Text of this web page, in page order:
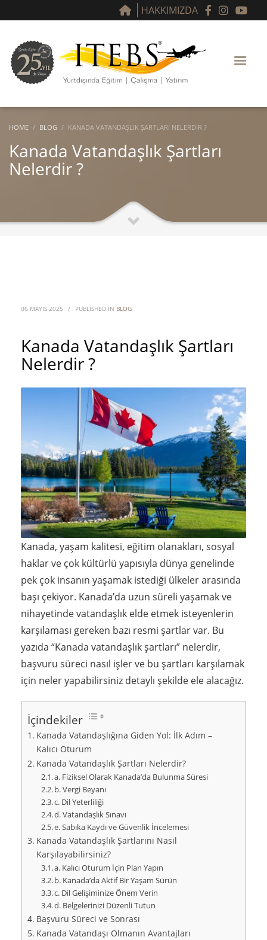
HAKKIMIZDA
HOME BLOG KANADA VATANDAŞLIK ŞARTLARI NELERDIR ?
Kanada Vatandaşlık Şartları
Nelerdir ?
06 MAYIS 2025 / PUBLISHED IN BLOG
Kanada Vatandaşlık Şartları
Nelerdir ?
Kanada, yaşam kalitesi, eğitim olanakları, sosyal
haklar ve çok kültürlü yapısıyla dünya genelinde
pek çok insanın yaşamak istediği ülkeler arasında
başı çekiyor. Kanada’da uzun süreli yaşamak ve
nihayetinde vatandaşlık elde etmek isteyenlerin
karşılaması gereken bazı resmi şartlar var. Bu
yazıda “Kanada vatandaşlık şartları” nelerdir,
başvuru süreci nasıl işler ve bu şartları karşılamak
için neler yapabilirsiniz detaylı şekilde ele alacağız.
İçindekiler
Kanada Vatandaşlığına Giden Yol: İlk Adım –
Kalıcı Oturum
Kanada Vatandaşlık Şartları Nelerdir?
a. Fiziksel Olarak Kanada’da Bulunma Süresi
b. Vergi Beyanı
c. Dil Yeterliliği
d. Vatandaşlık Sınavı
e. Sabıka Kaydı ve Güvenlik İncelemesi
Kanada Vatandaşlık Şartlarını Nasıl
Karşılayabilirsiniz?
a. Kalıcı Oturum İçin Plan Yapın
b. Kanada’da Aktif Bir Yaşam Sürün
c. Dil Gelişiminize Önem Verin
d. Belgelerinizi Düzenli Tutun
Başvuru Süreci ve Sonrası
Kanada Vatandaşı Olmanın Avantajları